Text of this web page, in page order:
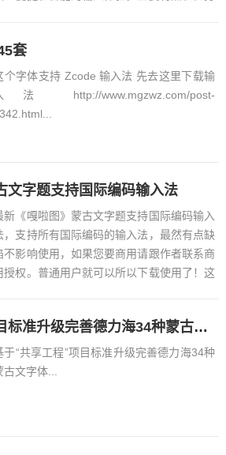
方式。2. 候选词文字方向：输入法设置中
以更改候选词的...
套
个字体支持 Zcode 输入法 先去这里下载输
法 http://www.mgzwz.com/post-
文字题支持国际编码输入法
新《嘎啦图》蒙古文字题支持国际编码输入
，支持所有国际编码的输入法，最然有点缺
不影响使用，如果您要商用请跟作者联系商
授权。普通用户就可以所以下载使用了！这
基于“共享工程”项目标准升级完善德力海34种蒙古文字体
于“共享工程”项目标准升级完善德力海34种
古文字体...